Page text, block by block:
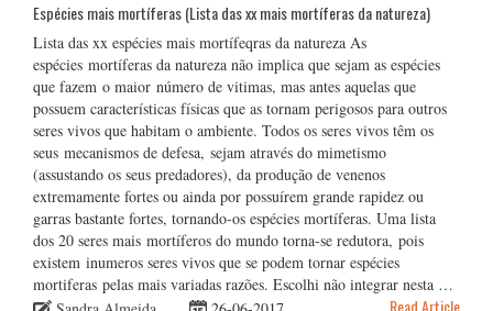
Espécies mais mortíferas (Lista das xx mais mortíferas da natureza)
Lista das xx espécies mais mortífeqras da natureza As
espécies mortíferas da natureza não implica que sejam as espécies
que fazem o maior número de vitimas, mas antes aquelas que
possuem características físicas que as tornam perigosos para outros
seres vivos que habitam o ambiente. Todos os seres vivos têm os
seus mecanismos de defesa, sejam através do mimetismo
(assustando os seus predadores), da produção de venenos
extremamente fortes ou ainda por possuírem grande rapidez ou
garras bastante fortes, tornando-os espécies mortíferas. Uma lista
dos 20 seres mais mortíferos do mundo torna-se redutora, pois
existem inumeros seres vivos que se podem tornar espécies
mortiferas pelas mais variadas razões. Escolhi não integrar nesta …